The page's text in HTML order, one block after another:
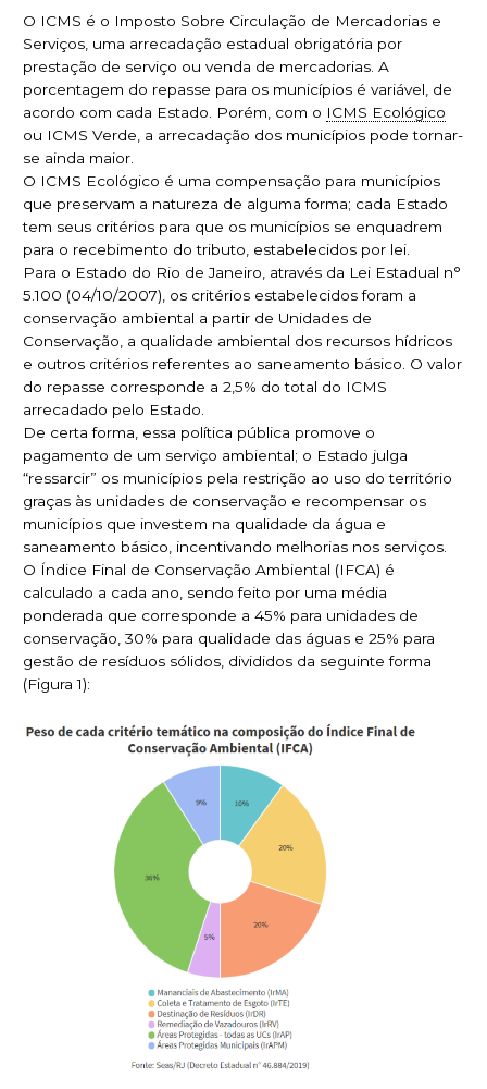
O ICMS é o Imposto Sobre Circulação de Mercadorias e
Serviços, uma arrecadação estadual obrigatória por
prestação de serviço ou venda de mercadorias. A
porcentagem do repasse para os municípios é variável, de
acordo com cada Estado. Porém, com o ICMS Ecológico
ou ICMS Verde, a arrecadação dos municípios pode tornar-
se ainda maior.
O ICMS Ecológico é uma compensação para municípios
que preservam a natureza de alguma forma; cada Estado
tem seus critérios para que os municípios se enquadrem
para o recebimento do tributo, estabelecidos por lei.
Para o Estado do Rio de Janeiro, através da Lei Estadual n°
5.100 (04/10/2007), os critérios estabelecidos foram a
conservação ambiental a partir de Unidades de
Conservação, a qualidade ambiental dos recursos hídricos
e outros critérios referentes ao saneamento básico. O valor
do repasse corresponde a 2,5% do total do ICMS
arrecadado pelo Estado.
De certa forma, essa política pública promove o
pagamento de um serviço ambiental; o Estado julga
“ressarcir” os municípios pela restrição ao uso do território
graças às unidades de conservação e recompensar os
municípios que investem na qualidade da água e
saneamento básico, incentivando melhorias nos serviços.
O Índice Final de Conservação Ambiental (IFCA) é
calculado a cada ano, sendo feito por uma média
ponderada que corresponde a 45% para unidades de
conservação, 30% para qualidade das águas e 25% para
gestão de resíduos sólidos, divididos da seguinte forma
(Figura 1):